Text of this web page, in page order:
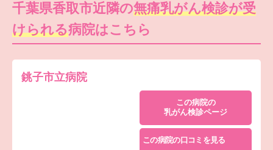
千葉県香取市近隣の無痛乳がん検診が受
けられる病院はこちら
銚子市立病院
この病院の
乳がん検診ページ
この病院の口コミを見る